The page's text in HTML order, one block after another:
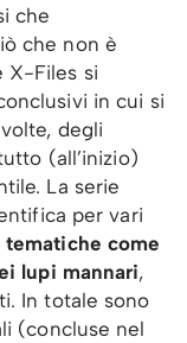
che
che non è
X-Files si
in cui si
degli
(all’inizio)
La serie
per vari
come
lupi mannari,
In totale sono
(concluse nel